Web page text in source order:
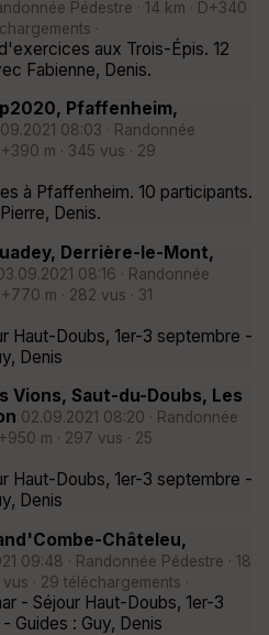
Pédestre · 14 km · D+340
·
aux Trois-Épis. 12
Fabienne, Denis.
Pfaffenheim,
08:03 · Randonnée
m · 345 vus · 29
à Pfaffenheim. 10 participants.
Denis.
Derrière-le-Mont,
08:16 · Randonnée
m · 282 vus · 31
Haut-Doubs, 1er-3 septembre -
Denis
Vions, Saut-du-Doubs, Les
02.09.2021 08:20 · Randonnée
m · 297 vus · 25
Haut-Doubs, 1er-3 septembre -
Denis
Châteleu,
09:48 · Randonnée Pédestre · 18
· 29 téléchargements ·
- Séjour Haut-Doubs, 1er-3
Guides : Guy, Denis